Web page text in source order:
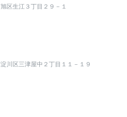
区生江３丁目２９－１
川区三津屋中２丁目１１－１９